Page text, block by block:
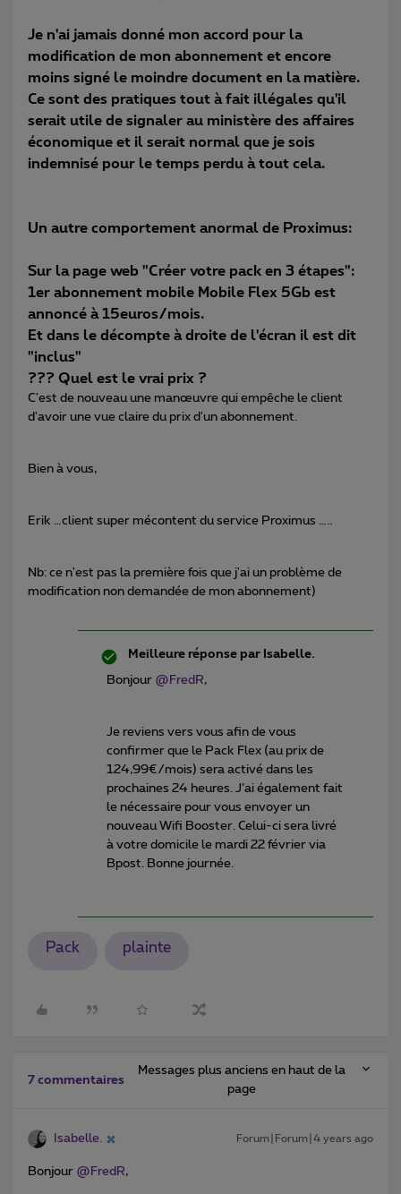
Je n'ai jamais donné mon accord pour la
modification de mon abonnement et encore
moins signé le moindre document en la matière.
Ce sont des pratiques tout à fait illégales qu'il
serait utile de signaler au ministère des affaires
économique et il serait normal que je sois
indemnisé pour le temps perdu à tout cela.
Un autre comportement anormal de Proximus:
Sur la page web "Créer votre pack en 3 étapes":
1er abonnement mobile Mobile Flex 5Gb est
annoncé à 15euros/mois.
Et dans le décompte à droite de l'écran il est dit
"inclus"
??? Quel est le vrai prix ?
C'est de nouveau une manœuvre qui empêche le client
d'avoir une vue claire du prix d'un abonnement.
Bien à vous,
Erik …client super mécontent du service Proximus …..
Nb: ce n'est pas la première fois que j'ai un problème de
modification non demandée de mon abonnement)
Meilleure réponse par Isabelle.
Bonjour @FredR,
Je reviens vers vous afin de vous
confirmer que le Pack Flex (au prix de
124,99€/mois) sera activé dans les
prochaines 24 heures. J’ai également fait
le nécessaire pour vous envoyer un
nouveau Wifi Booster. Celui-ci sera livré
à votre domicile le mardi 22 février via
Bpost. Bonne journée.
Pack plainte
7 commentaires
Messages plus anciens en haut de la
page
Isabelle. Forum|Forum|4 years ago
Bonjour @FredR,